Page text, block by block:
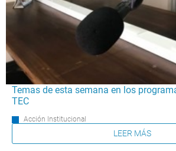
Temas de esta semana en los
TEC
Acción Institucional
LEER MÁS